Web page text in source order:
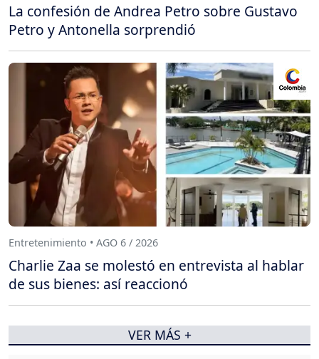
La confesión de Andrea Petro sobre Gustavo
Petro y Antonella sorprendió
Entretenimiento • AGO 6 / 2026
Charlie Zaa se molestó en entrevista al hablar
de sus bienes: así reaccionó
VER MÁS +